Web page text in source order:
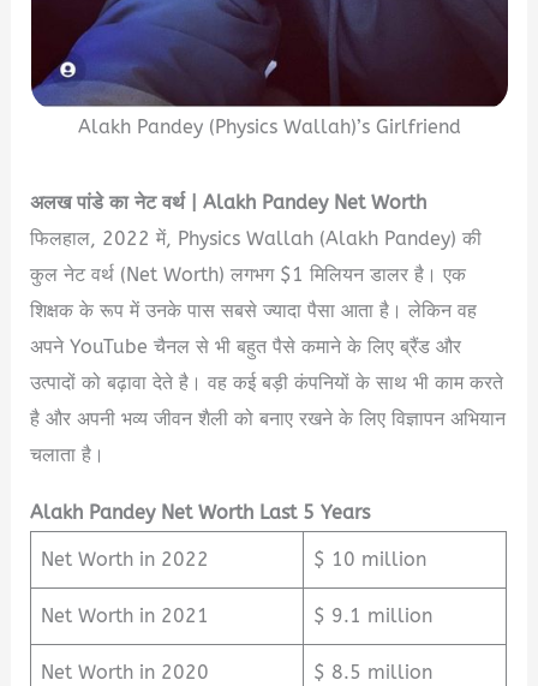
Alakh Pandey (Physics Wallah)’s Girlfriend
अलख पांडे का नेट वर्थ| Alakh Pandey Net Worth
फिलहाल, 2022 में, Physics Wallah (Alakh Pandey) की
कुल नेट वर्थ (Net Worth) लगभग $1 मिलियन डालर है। एक
शिक्षक के रूप में उनके पास सबसे ज्यादा पैसा आता है। लेकिन वह
अपने YouTube चैनल से भी बहुत पैसे कमाने के लिए ब्रैंड और
उत्पादों को बढ़ावा देते है। वह कई बड़ी कंपनियों के साथ भी काम करते
है और अपनी भव्य जीवन शैली को बनाए रखने के लिए विज्ञापन अभियान
चलाता है।
Alakh Pandey Net Worth Last 5 Years
Net Worth in 2022 $ 10 million
Net Worth in 2021 $ 9.1 million
Net Worth in 2020 $ 8.5 million